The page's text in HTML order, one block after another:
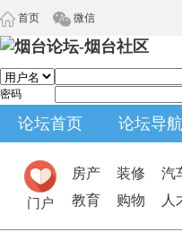
首页 微信
密码
论坛首页 论坛导航
门户
房产 装修 汽
教育
购物 人